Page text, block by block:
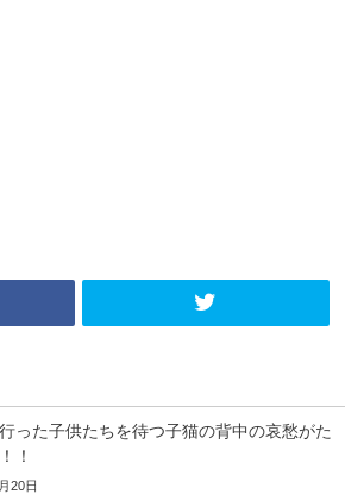
った子供たちを待つ子猫の背中の哀愁がた
！
20日